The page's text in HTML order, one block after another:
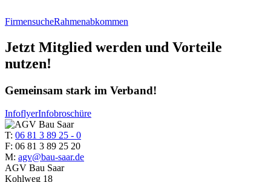
FirmensucheRahmenabkommen
Jetzt Mitglied werden und Vorteile
nutzen!
Gemeinsam stark im Verband!
InfoflyerInfobroschüre
T: 06 81 3 89 25 - 0
F: 06 81 3 89 25 20
M: agv@bau-saar.de
AGV Bau Saar
Kohlweg 18